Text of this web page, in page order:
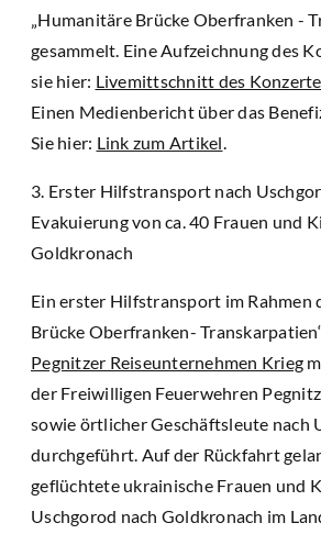
„Humanitäre Brücke Oberfranken -
gesammelt. Eine Aufzeichnung des
sie hier: Livemittschnitt des
Einen Medienbericht über das
Sie hier: Link zum Artikel
3. Erster Hilfstransport nach
Evakuierung von ca. 40 Frauen und
Goldkronach
Ein erster Hilfstransport im Rahmen
Brücke Oberfranken-
Pegnitzer Reiseunternehmen Krieg
der Freiwilligen Feuerwehren
sowie örtlicher Geschäftsleute nach
durchgeführt. Auf der Rückfahrt
geflüchtete ukrainische Frauen und
Uschgorod nach Goldkronach im